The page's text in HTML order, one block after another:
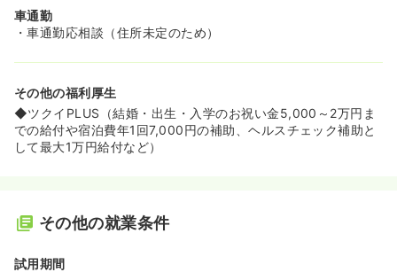
車通勤
・車通勤応相談（住所未定のため）
その他の福利厚生
◆ツクイPLUS（結婚・出生・入学のお祝い金5,000～2万円ま
での給付や宿泊費年1回7,000円の補助、ヘルスチェック補助と
して最大1万円給付など）
その他の就業条件
試用期間